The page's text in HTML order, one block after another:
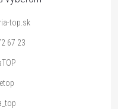
top.sk
67 23